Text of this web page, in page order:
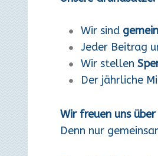
Wir sind
Jeder Beitrag
Wir stellen
Der jährliche
Wir freuen uns
Denn nur